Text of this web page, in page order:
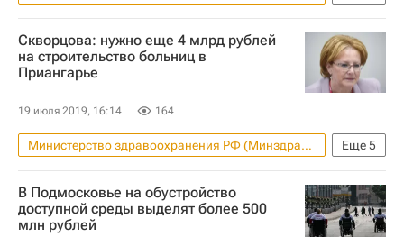
Чита
Забайкальский край
Вероника Скворцова
Александр Осипов
Социальная инфраструктура
Медучреждения
Инфраструктура
Скворцова: нужно еще 4 млрд рублей
на строительство больниц в
Приангарье
19 июля 2019, 16:14 164
Еще5
Министерство здравоохранения РФ (Минздрав России)
Тулун
Иркутская область
Вероника Скворцова
Строительство
Медучреждения
В Подмосковье на обустройство
доступной среды выделят более 500
млн рублей